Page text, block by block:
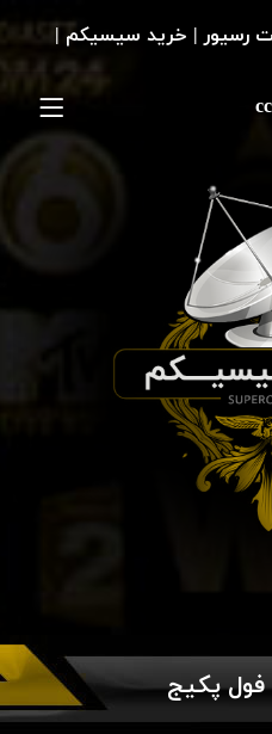
پکیج
رسیور | خرید سیسیکم |